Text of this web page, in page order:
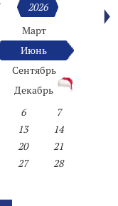
2026
Март
Июнь
Сентябрь
Декабрь
6
7
13
14
20
21
27
28